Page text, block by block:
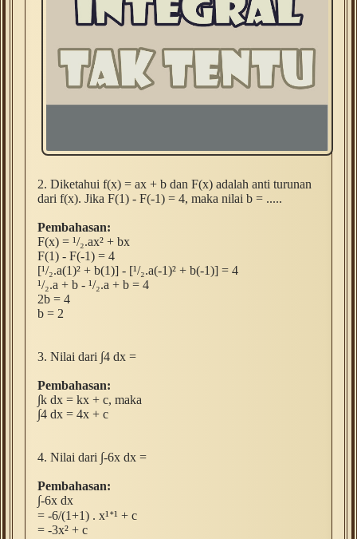
2. Diketahui f(x) = ax + b dan F(x) adalah anti turunan
dari f(x). Jika F(1) - F(-1) = 4, maka nilai b = .....
Pembahasan:
F(x) = ¹/₂.ax² + bx
F(1) - F(-1) = 4
[¹/₂.a(1)² + b(1)] - [¹/₂.a(-1)² + b(-1)] = 4
¹/₂.a + b - ¹/₂.a + b = 4
2b = 4
b = 2
3. Nilai dari ∫4 dx =
Pembahasan:
∫k dx = kx + c, maka
∫4 dx = 4x + c
4. Nilai dari ∫-6x dx =
Pembahasan:
∫-6x dx
= -6/(1+1) . x¹ᐩ¹ + c
= -3x² + c